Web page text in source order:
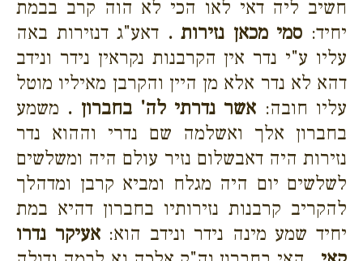
חשיב ליה דאי לאו הכי לא הוה קרב בבמת
יחיד: סמי מכאן נזירות . דאע"ג דנזירות באה
עליו ע"י נדר אין הקרבנות נקראין נידר ונידב
דהא לא נדר אלא מן היין והקרבן מאיליו מוטל
עליו חובה: אשר נדרתי לה' בחברון . משמע
בחברון אלך ואשלמה שם נדרי וההוא נדר
נזירות היה דאבשלום נזיר עולם היה ומשלשים
לשלשים יום היה מגלח ומביא קרבן ומדהלך
להקריב קרבנות נזירותיו בחברון דהיא במת
יחיד שמע מינה נידר ונידב הוא:אעיקר נדרו